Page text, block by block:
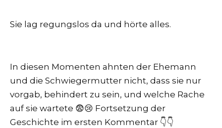
Sie lag regungslos da und hörte alles.
In diesen Momenten ahnten der Ehemann
und die Schwiegermutter nicht, dass sie nur
vorgab, behindert zu sein, und welche Rache
auf sie wartete 😨😢 Fortsetzung der
Geschichte im ersten Kommentar 👇👇